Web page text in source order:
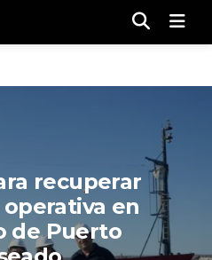
recuperar
en
de Puerto